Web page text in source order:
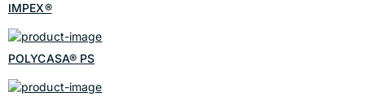
IMPEX®
POLYCASA® PS